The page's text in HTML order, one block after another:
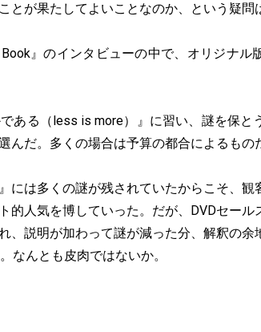
とが果たしてよいことなのか、という疑問
』のインタビューの中で、オリジナル
ある（less is more）』に習い、謎を保と
んだ。多くの場合は予算の都合によるもの
は多くの謎が残されていたからこそ、観
的人気を博していった。だが、DVDセール
、説明が加わって謎が減った分、解釈の余
なんとも皮肉ではないか。